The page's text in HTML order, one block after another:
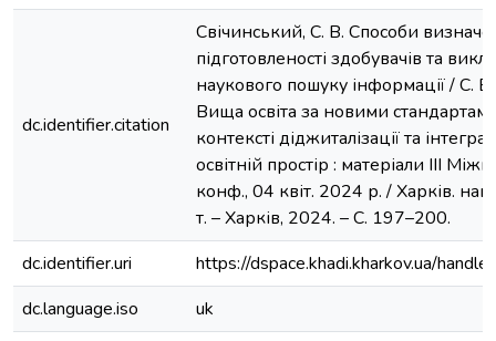
dc.identifier.citation
Свічинський, С. В. Способи
підготовленості здобувачів та
наукового пошуку інформації / С.
Вища освіта за новими
контексті діджиталізації та
освітній простір : матеріали ІІІ
конф., 04 квіт. 2024 р. / Харків.
т. – Харків, 2024. – С. 197–200.
dc.identifier.uri
https://dspace.khadi.kharkov.ua/
dc.language.iso
uk